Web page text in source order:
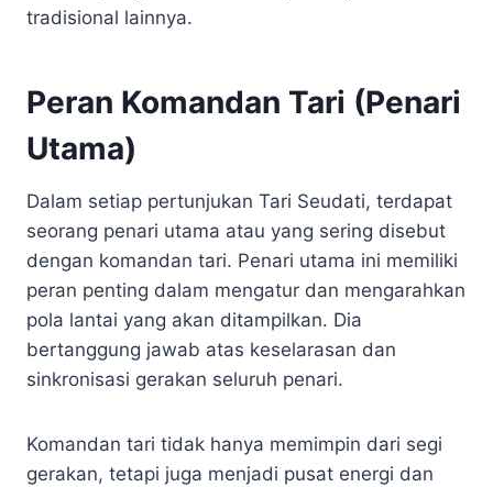
tradisional lainnya.
Peran Komandan Tari (Penari
Utama)
Dalam setiap pertunjukan Tari Seudati, terdapat
seorang penari utama atau yang sering disebut
dengan komandan tari. Penari utama ini memiliki
peran penting dalam mengatur dan mengarahkan
pola lantai yang akan ditampilkan. Dia
bertanggung jawab atas keselarasan dan
sinkronisasi gerakan seluruh penari.
Komandan tari tidak hanya memimpin dari segi
gerakan, tetapi juga menjadi pusat energi dan